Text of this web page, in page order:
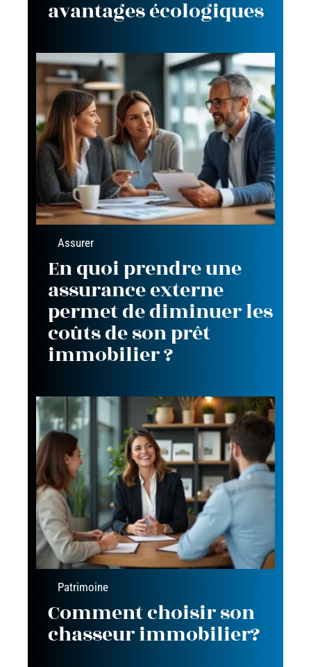
avantages écologiques
Assurer
En quoi prendre une
assurance externe
permet de diminuer les
coûts de son prêt
immobilier ?
Patrimoine
Comment choisir son
chasseur immobilier?